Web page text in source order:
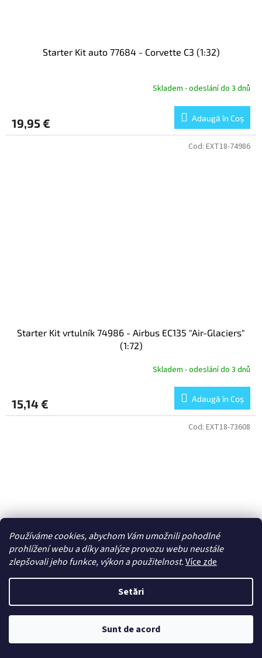
Používáme cookies, abychom Vám umožnili pohodlné
prohlížení webu a díky analýze provozu webu neustále
zlepšovali jeho funkce, výkon a použitelnost.Více zde
Setări
Sunt de acord
Starter Kit auto 77684 - Corvette C3 (1:32)
Skladem - odeslání do 3 dnů
19,95 € Adaugă în Coş
Starter Kit vrtulník 74986 - Airbus EC135 "Air-Glaciers"
(1:72)
Skladem - odeslání do 3 dnů
15,14 € Adaugă în Coş
Cod: EXT18-74986
Starter Kit SW 73608 - ARC-170 Fighter (1:83)
Cod: EXT18-73608